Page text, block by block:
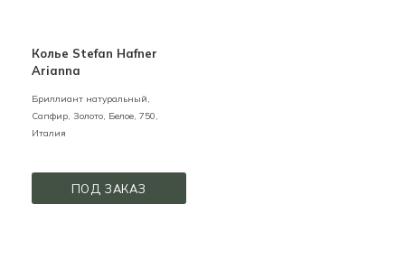
Колье Stefan Hafner
Arianna
Бриллиант натуральный,
Сапфир, Золото, Белое, 750,
Италия
ПОД ЗАКАЗ